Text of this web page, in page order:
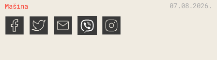
Mašina 07.08.2026.